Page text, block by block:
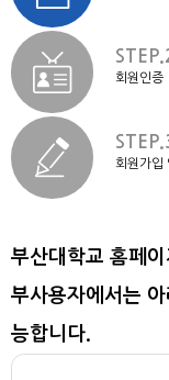
회원인증
회원가입
부산대학교 홈페
부사용자에서는
능합니다.